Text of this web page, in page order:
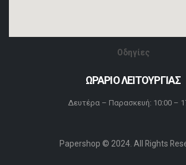
Οδηγίες
ΩΡΑΡΙΟ ΛΕΙΤΟΥΡΓΙΑΣ
Δευτέρα – Παρασκευή: 10:00 –
Papershop © 2024. All Rights